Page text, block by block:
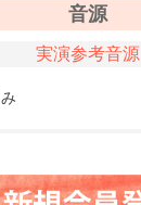
音源
実演参考音源